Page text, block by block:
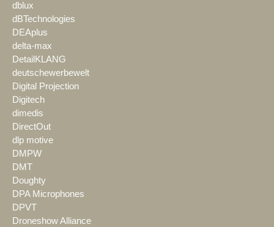
dblux
dBTechnologies
DEAplus
delta-max
DetailKLANG
deutschewerbewelt
Digital Projection
Digitech
dimedis
DirectOut
dlp motive
DMPW
DMT
Doughty
DPA Microphones
DPVT
Droneshow Alliance